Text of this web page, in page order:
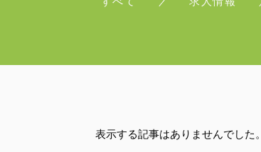
表示する記事はありませんでした。